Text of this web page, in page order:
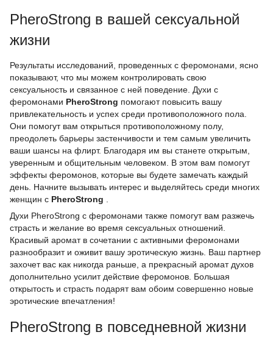
PheroStrong в вашей сексуальной
жизни
Результаты исследований, проведенных с феромонами, ясно
показывают, что мы можем контролировать свою
сексуальность и связанное с ней поведение. Духи с
феромонами PheroStrong помогают повысить вашу
привлекательность и успех среди противоположного пола.
Они помогут вам открыться противоположному полу,
преодолеть барьеры застенчивости и тем самым увеличить
ваши шансы на флирт. Благодаря им вы станете открытым,
уверенным и общительным человеком. В этом вам помогут
эффекты феромонов, которые вы будете замечать каждый
день. Начните вызывать интерес и выделяйтесь среди многих
женщин с PheroStrong
Духи PheroStrong с феромонами также помогут вам разжечь
страсть и желание во время сексуальных отношений.
Красивый аромат в сочетании с активными феромонами
разнообразит и оживит вашу эротическую жизнь. Ваш партнер
захочет вас как никогда раньше, а прекрасный аромат духов
дополнительно усилит действие феромонов. Большая
открытость и страсть подарят вам обоим совершенно новые
эротические впечатления!
PheroStrong в повседневной жизни